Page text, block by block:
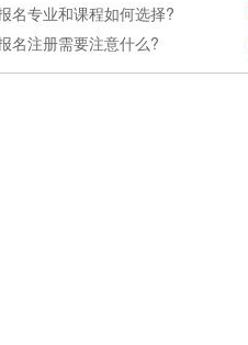
名专业和课程如何选择?
名注册需要注意什么?